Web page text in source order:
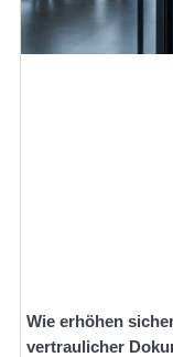
Wie erhöhen
vertraulicher